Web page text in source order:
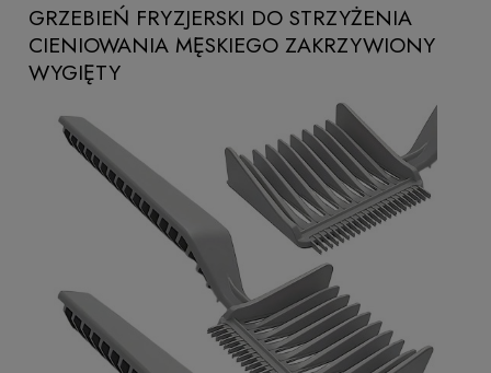
GRZEBIEŃ FRYZJERSKI DO STRZYŻENIA
CIENIOWANIA MĘSKIEGO ZAKRZYWIONY
WYGIĘTY